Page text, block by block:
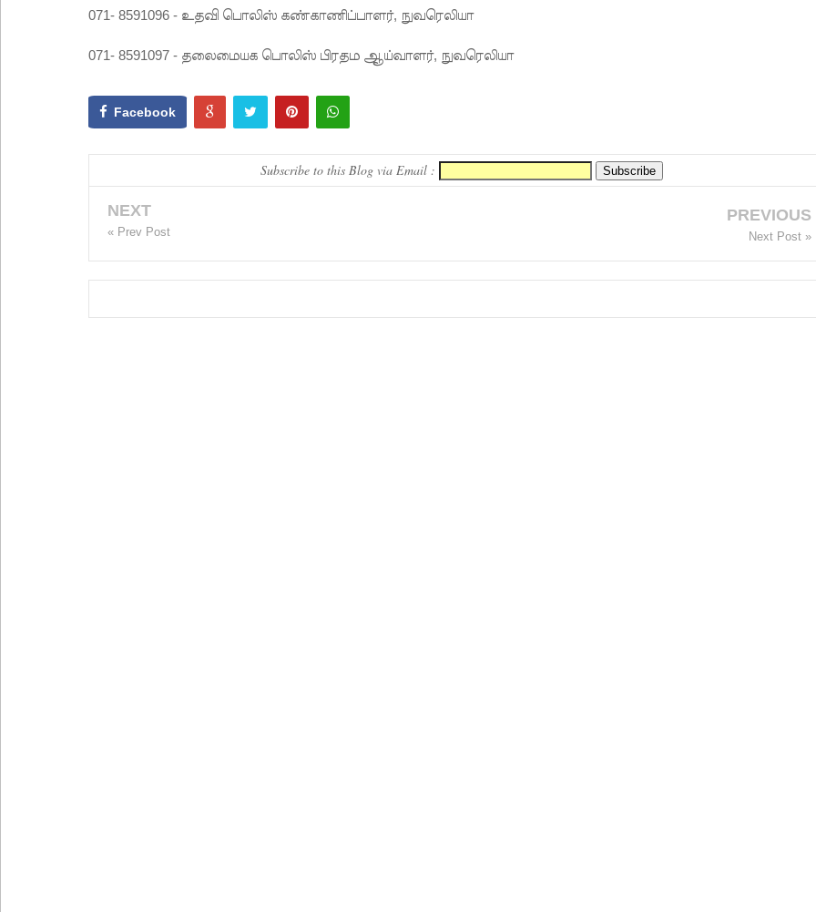
071- 8591096 - உதவி பொலிஸ் கண்காணிப்பாளர், நுவரெலியா
071- 8591097 - தலைமையக பொலிஸ் பிரதம ஆய்வாளர், நுவரெலியா
Facebook
Subscribe to this Blog via Email :
NEXT
« Prev Post
PREVIOUS
Next Post »